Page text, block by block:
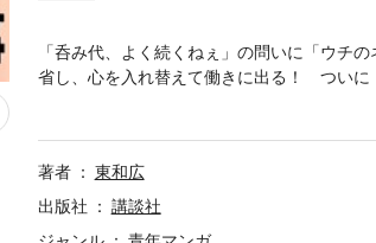
「呑み代、よく続くねぇ」の問いに「ウチ
省し、心を入れ替えて働きに出る！ ついに
でバイトする!? 『アゴなしゲンとオレ物
著者
東和広
出版社
講談社